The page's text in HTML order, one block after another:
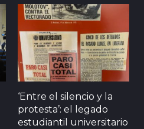
‘Entre el silencio y la
protesta’: el legado
estudiantil universitario